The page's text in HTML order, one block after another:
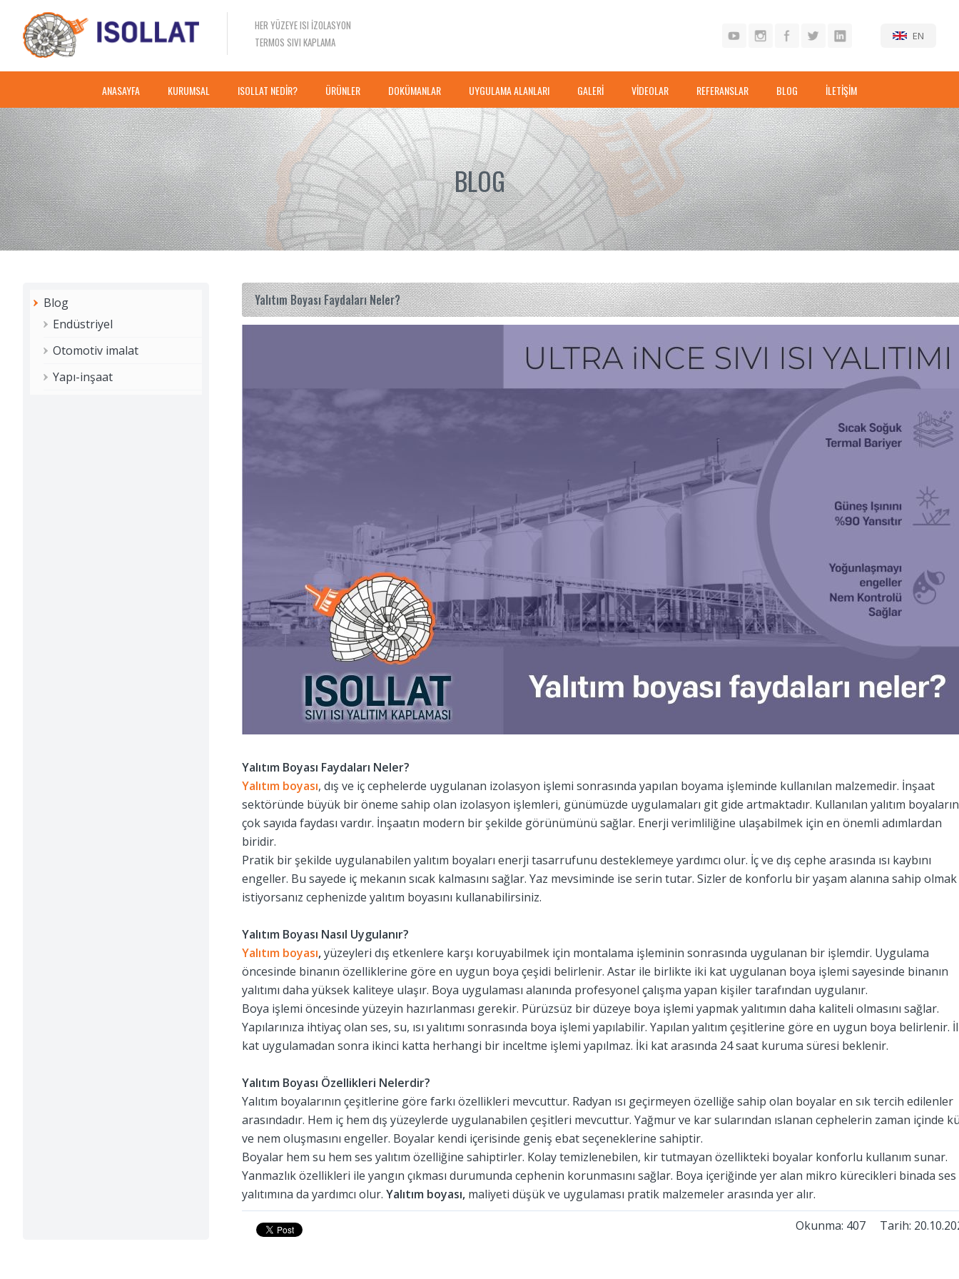
HER YÜZEYE ISI İZOLASYON
TERMOS SIVI KAPLAMA
EN
ANASAYFA KURUMSAL ISOLLAT NEDİR? ÜRÜNLER DOKÜMANLAR UYGULAMA ALANLARI GALERİ VİDEOLAR REFERANSLAR BLOG İLETİŞİM
BLOG
Blog
Endüstriyel
Otomotiv imalat
Yapı-inşaat
Yalıtım Boyası Faydaları Neler?
Yalıtım Boyası Faydaları Neler?
Yalıtım boyası, dış ve iç cephelerde uygulanan izolasyon işlemi sonrasında yapılan boyama işleminde kullanılan malzemedir. İnşaat
sektöründe büyük bir öneme sahip olan izolasyon işlemleri, günümüzde uygulamaları git gide artmaktadır. Kullanılan yalıtım
çok sayıda faydası vardır. İnşaatın modern bir şekilde görünümünü sağlar. Enerji verimliliğine ulaşabilmek için en önemli adımlardan
biridir.
Pratik bir şekilde uygulanabilen yalıtım boyaları enerji tasarrufunu desteklemeye yardımcı olur. İç ve dış cephe arasında ısı kaybını
engeller. Bu sayede iç mekanın sıcak kalmasını sağlar. Yaz mevsiminde ise serin tutar. Sizler de konforlu bir yaşam alanına sahip olmak
istiyorsanız cephenizde yalıtım boyasını kullanabilirsiniz.
Yalıtım Boyası Nasıl Uygulanır?
Yalıtım boyası,yüzeyleri dış etkenlere karşı koruyabilmek için montalama işleminin sonrasında uygulanan bir işlemdir. Uygulama
öncesinde binanın özelliklerine göre en uygun boya çeşidi belirlenir. Astar ile birlikte iki kat uygulanan boya işlemi sayesinde binanın
yalıtımı daha yüksek kaliteye ulaşır. Boya uygulaması alanında profesyonel çalışma yapan kişiler tarafından uygulanır.
Boya işlemi öncesinde yüzeyin hazırlanması gerekir. Pürüzsüz bir düzeye boya işlemi yapmak yalıtımın daha kaliteli olmasını sağlar.
Yapılarınıza ihtiyaç olan ses, su, ısı yalıtımı sonrasında boya işlemi yapılabilir. Yapılan yalıtım çeşitlerine göre en uygun boya belirlenir.
kat uygulamadan sonra ikinci katta herhangi bir inceltme işlemi yapılmaz. İki kat arasında 24 saat kuruma süresi beklenir.
Yalıtım Boyası Özellikleri Nelerdir?
Yalıtım boyalarının çeşitlerine göre farkı özellikleri mevcuttur. Radyan ısı geçirmeyen özelliğe sahip olan boyalar en sık tercih edilenler
arasındadır. Hem iç hem dış yüzeylerde uygulanabilen çeşitleri mevcuttur. Yağmur ve kar sularından ıslanan cephelerin zaman içinde
ve nem oluşmasını engeller. Boyalar kendi içerisinde geniş ebat seçeneklerine sahiptir.
Boyalar hem su hem ses yalıtım özelliğine sahiptirler. Kolay temizlenebilen, kir tutmayan özellikteki boyalar konforlu kullanım sunar.
Yanmazlık özellikleri ile yangın çıkması durumunda cephenin korunmasını sağlar. Boya içeriğinde yer alan mikro kürecikleri binada ses
yalıtımına da yardımcı olur. Yalıtım boyası, maliyeti düşük ve uygulaması pratik malzemeler arasında yer alır.
Okunma: 407 Tarih: